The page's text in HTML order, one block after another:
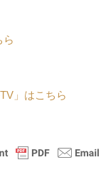
ら
」はこちら